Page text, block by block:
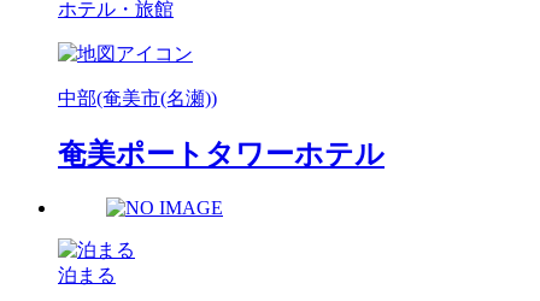
ホテル・旅館
中部(奄美市(名瀬))
奄美ポートタワーホテル
泊まる